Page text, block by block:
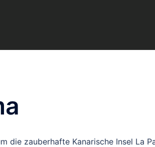
die zauberhafte Kanarische Insel La